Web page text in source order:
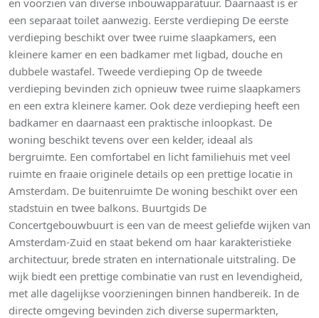
een separaat toilet aanwezig. Eerste verdieping De eerste
verdieping beschikt over twee ruime slaapkamers, een
kleinere kamer en een badkamer met ligbad, douche en
dubbele wastafel. Tweede verdieping Op de tweede
verdieping bevinden zich opnieuw twee ruime slaapkamers
en een extra kleinere kamer. Ook deze verdieping heeft een
badkamer en daarnaast een praktische inloopkast. De
woning beschikt tevens over een kelder, ideaal als
bergruimte. Een comfortabel en licht familiehuis met veel
ruimte en fraaie originele details op een prettige locatie in
Amsterdam. De buitenruimte De woning beschikt over een
stadstuin en twee balkons. Buurtgids De
Concertgebouwbuurt is een van de meest geliefde wijken van
Amsterdam-Zuid en staat bekend om haar karakteristieke
architectuur, brede straten en internationale uitstraling. De
wijk biedt een prettige combinatie van rust en levendigheid,
met alle dagelijkse voorzieningen binnen handbereik. In de
directe omgeving bevinden zich diverse supermarkten,